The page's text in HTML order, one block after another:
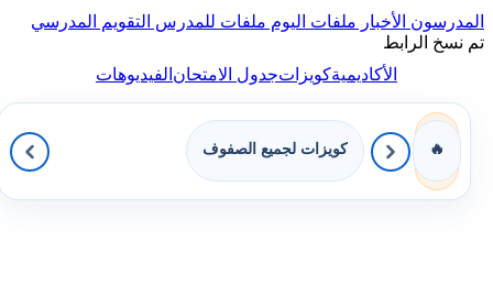
المدرسون الأخبار ملفات اليوم ملفات للمدرس التقويم المدرسي
تم نسخ الرابط
الأكاديميةكويزاتجدول الامتحانالفيديوهات
🔥 كويزات لجميع الصفوف